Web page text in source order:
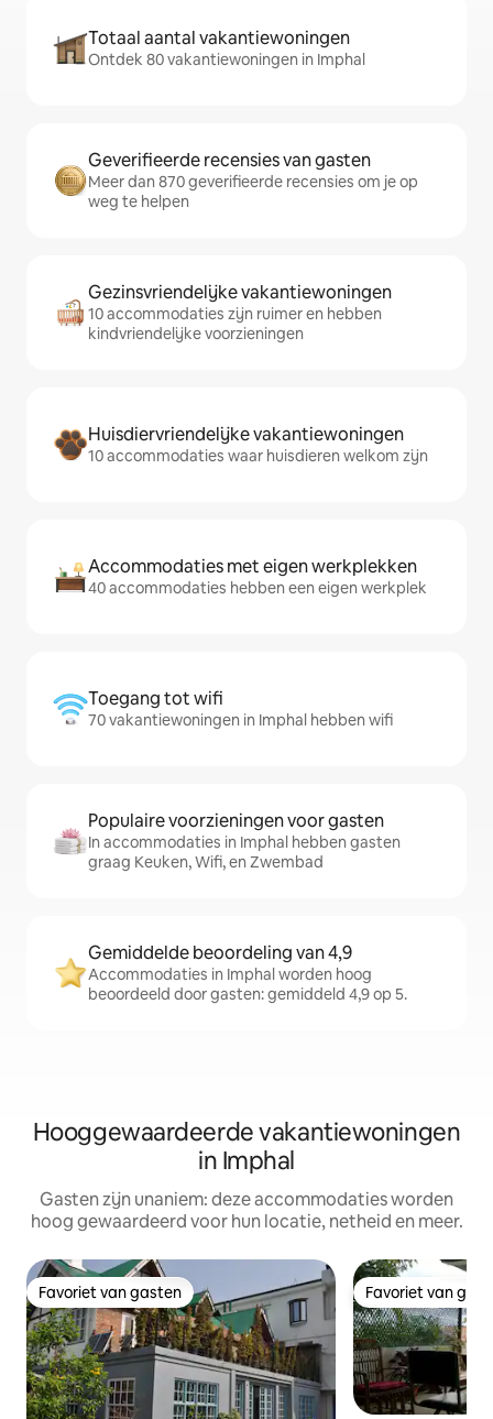
Totaal aantal vakantiewoningen
Ontdek 80 vakantiewoningen in Imphal
Geverifieerde recensies van gasten
Meer dan 870 geverifieerde recensies om je op
weg te helpen
Gezinsvriendelijke vakantiewoningen
10 accommodaties zijn ruimer en hebben
kindvriendelijke voorzieningen
Huisdiervriendelijke vakantiewoningen
10 accommodaties waar huisdieren welkom zijn
Accommodaties met eigen werkplekken
40 accommodaties hebben een eigen werkplek
Toegang tot wifi
70 vakantiewoningen in Imphal hebben wifi
Populaire voorzieningen voor gasten
In accommodaties in Imphal hebben gasten
graag Keuken, Wifi, en Zwembad
Gemiddelde beoordeling van 4,9
Accommodaties in Imphal worden hoog
beoordeeld door gasten: gemiddeld 4,9 op 5.
Hooggewaardeerde vakantiewoningen
in Imphal
Gasten zijn unaniem: deze accommodaties worden
hoog gewaardeerd voor hun locatie, netheid en meer.
Favoriet van gasten
Favoriet van gasten Favoriet van
Favoriet van